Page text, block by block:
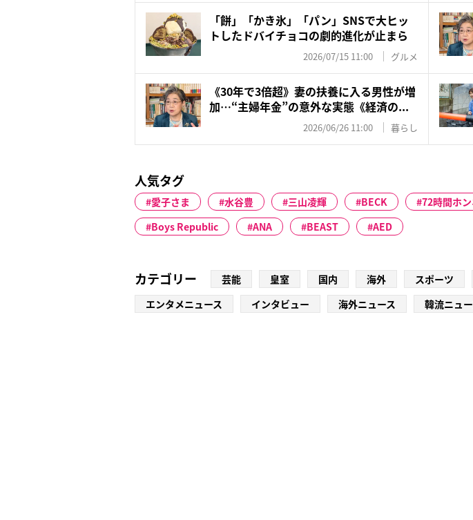
「餅」「かき氷」「パン」SNSで大ヒッ
トしたドバイチョコの劇的進化が止まら
2026/07/15 11:00 グルメ
《30年で3倍超》妻の扶養に入る男性が増
加…“主婦年金”の意外な実態《経済の...
2026/06/26 11:00 暮らし
人気タグ
愛子さま 水谷豊 三山凌輝 BECK 72時間ホ
Boys Republic
ANA BEAST AED
カテゴリー 芸能 皇室 国内 海外 スポーツ
エンタメニュース
インタビュー 海外ニュース 韓流ニュ